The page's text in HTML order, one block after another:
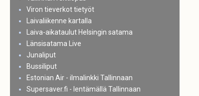
Viron tieverkot tietyöt
Laivaliikenne kartalla
Laiva-aikataulut Helsingin satama
Länsisatama Live
Junaliput
Bussiliput
Estonian Air - ilmalinkki Tallinnaan
Supersaver.fi - lentämällä Tallinnaan